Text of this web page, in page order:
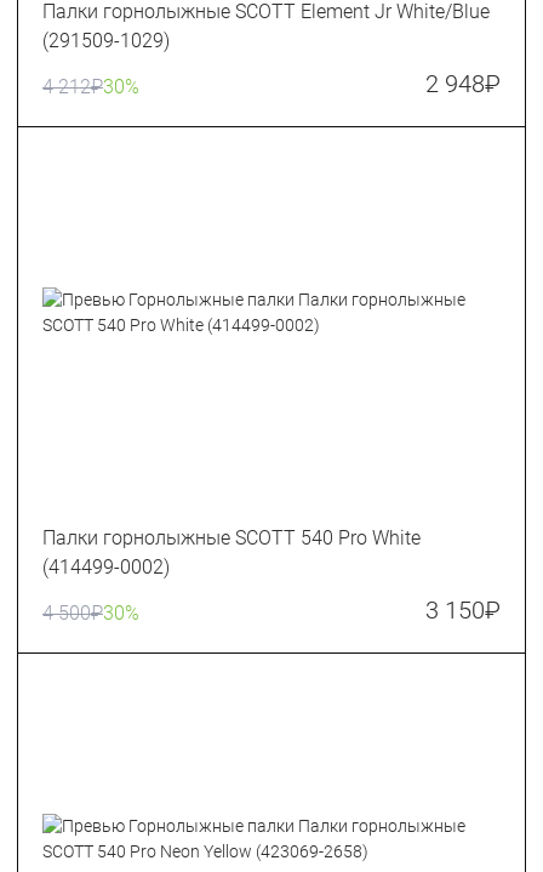
Палки горнолыжные SCOTT Element Jr White/Blue
(291509-1029)
4 212₽30% 2 948₽
Палки горнолыжные SCOTT 540 Pro White
(414499-0002)
4 500₽30% 3 150₽